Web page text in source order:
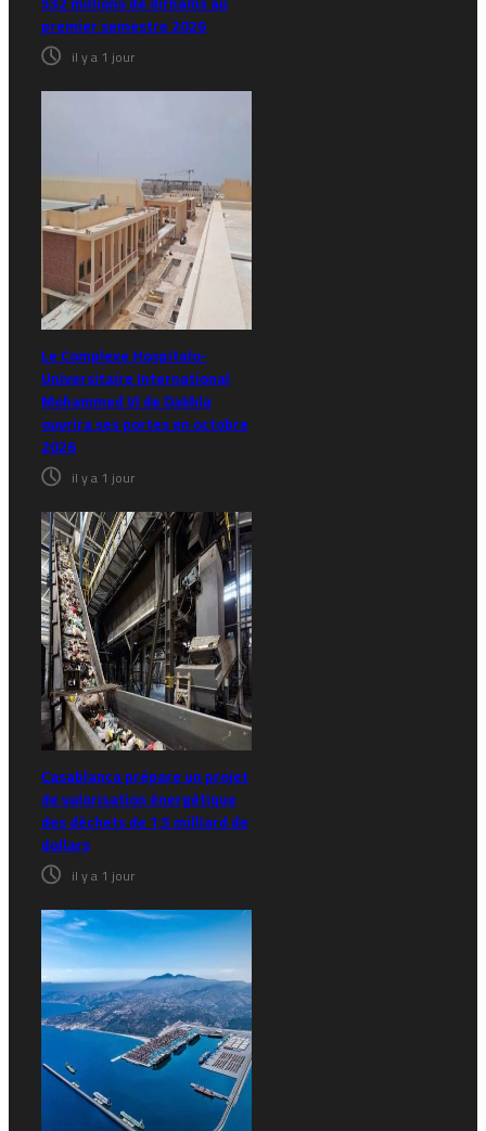
premier semestre 2026
il y a 1 jour
Le Complexe Hospitalo-
Universitaire International
Mohammed VI de Dakhla
ouvrira ses portes en octobre
2026
il y a 1 jour
Casablanca prépare un projet
de valorisation énergétique
des déchets de 1,5 milliard de
dollars
il y a 1 jour